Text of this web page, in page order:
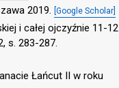
2019. [Google Scholar]
i całej ojczyźnie 11-12
s. 283-287.
Łańcut II w roku